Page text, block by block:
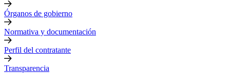
Órganos de gobierno
Normativa y documentación
Perfil del contratante
Transparencia